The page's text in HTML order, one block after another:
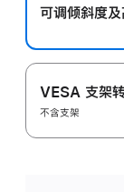
可调倾斜度
VESA 支架
不含支架